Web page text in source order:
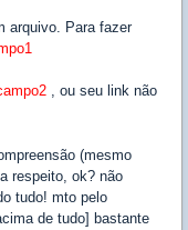
arquivo. Para fazer
, ou seu link não
(mesmo
respeito, ok? não
tudo! mto pelo
de tudo] bastante